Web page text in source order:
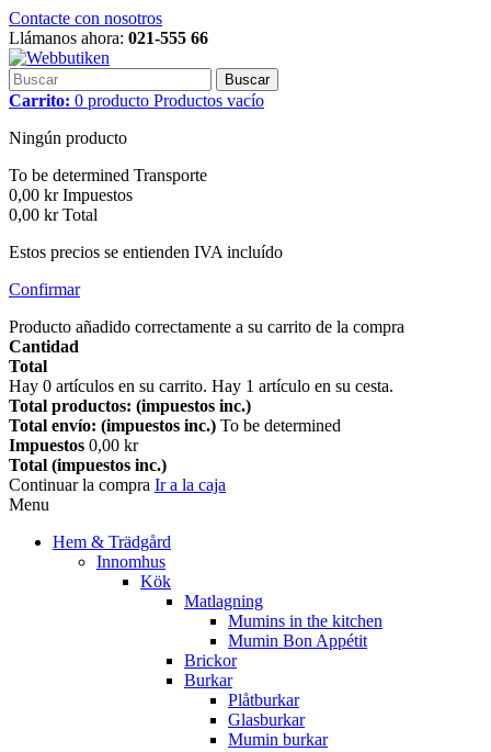
Contacte con nosotros
Llámanos ahora: 021-555 66
Buscar
Carrito: 0 producto Productos vacío
Ningún producto
To be determined Transporte
0,00 kr Impuestos
0,00 kr Total
Estos precios se entienden IVA incluído
Confirmar
Producto añadido correctamente a su carrito de la compra
Cantidad
Total
Hay 0 artículos en su carrito. Hay 1 artículo en su cesta.
Total productos: (impuestos inc.)
Total envío: (impuestos inc.) To be determined
Impuestos 0,00 kr
Total (impuestos inc.)
Continuar la compra Ir a la caja
Menu
Hem & Trädgård
Innomhus
Kök
Matlagning
Mumins in the kitchen
Mumin Bon Appétit
Brickor
Burkar
Plåtburkar
Glasburkar
Mumin burkar